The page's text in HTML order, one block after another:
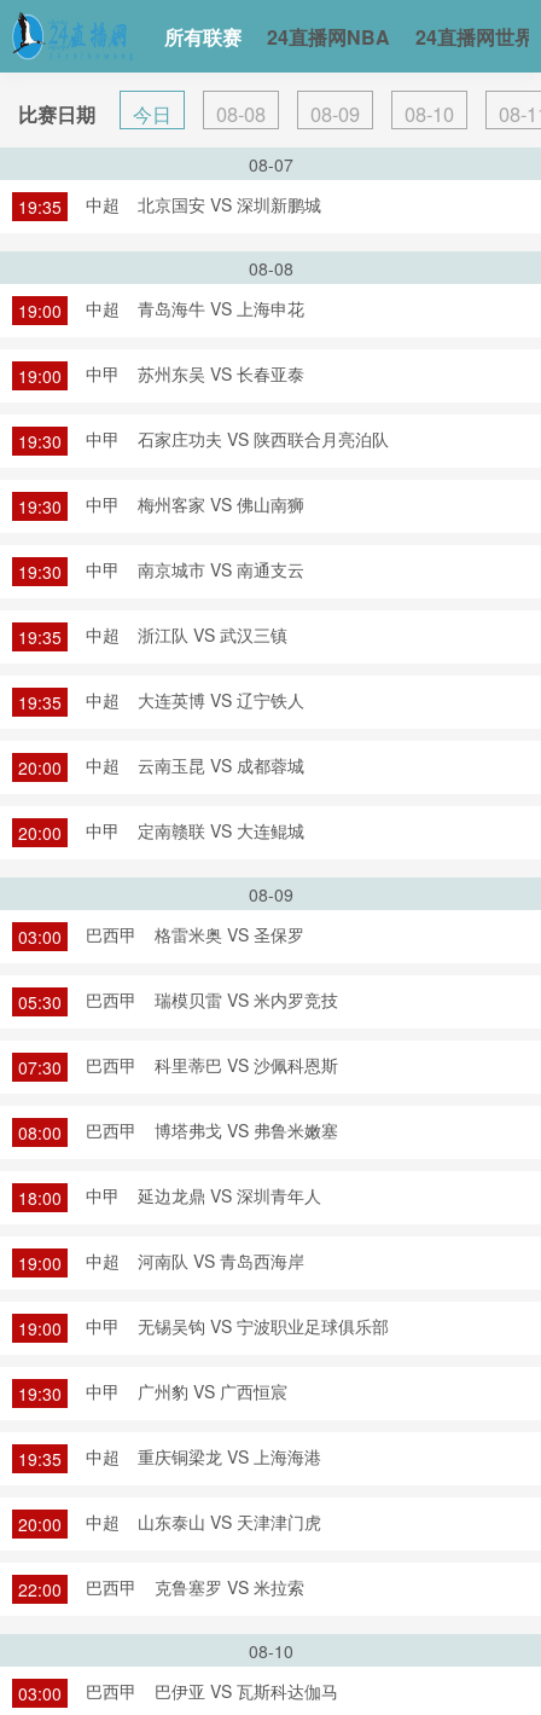
所有联赛 24直播网NBA 24直播网世界
比赛日期 今日 08-08 08-09 08-10 08-
08-07
19:35
中超 北京国安 VS 深圳新鹏城
08-08
19:00
中超 青岛海牛 VS 上海申花
19:00 中甲 苏州东吴 VS 长春亚泰
19:30 中甲 石家庄功夫 VS 陕西联合月亮泊队
19:30 中甲 梅州客家 VS 佛山南狮
19:30 中甲 南京城市 VS 南通支云
19:35 中超 浙江队 VS 武汉三镇
19:35 中超 大连英博 VS 辽宁铁人
20:00 中超 云南玉昆 VS 成都蓉城
20:00 中甲 定南赣联 VS 大连鲲城
08-09
03:00
巴西甲 格雷米奥 VS 圣保罗
05:30 巴西甲 瑞模贝雷 VS 米内罗竞技
07:30 巴西甲 科里蒂巴 VS 沙佩科恩斯
08:00 巴西甲 博塔弗戈 VS 弗鲁米嫩塞
18:00 中甲 延边龙鼎 VS 深圳青年人
19:00 中超 河南队 VS 青岛西海岸
19:00 中甲 无锡吴钩 VS 宁波职业足球俱乐部
19:30 中甲 广州豹 VS 广西恒宸
19:35 中超 重庆铜梁龙 VS 上海海港
20:00 中超 山东泰山 VS 天津津门虎
22:00 巴西甲 克鲁塞罗 VS 米拉索
08-10
03:00
巴西甲 巴伊亚 VS 瓦斯科达伽马